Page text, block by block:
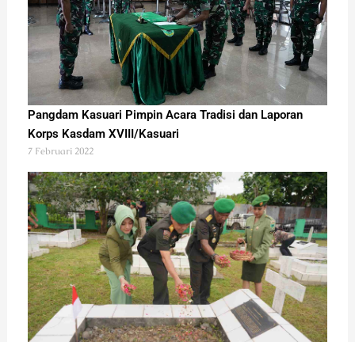
Pangdam Kasuari Pimpin Acara Tradisi dan Laporan
Korps Kasdam XVIII/Kasuari
7 Februari 2022